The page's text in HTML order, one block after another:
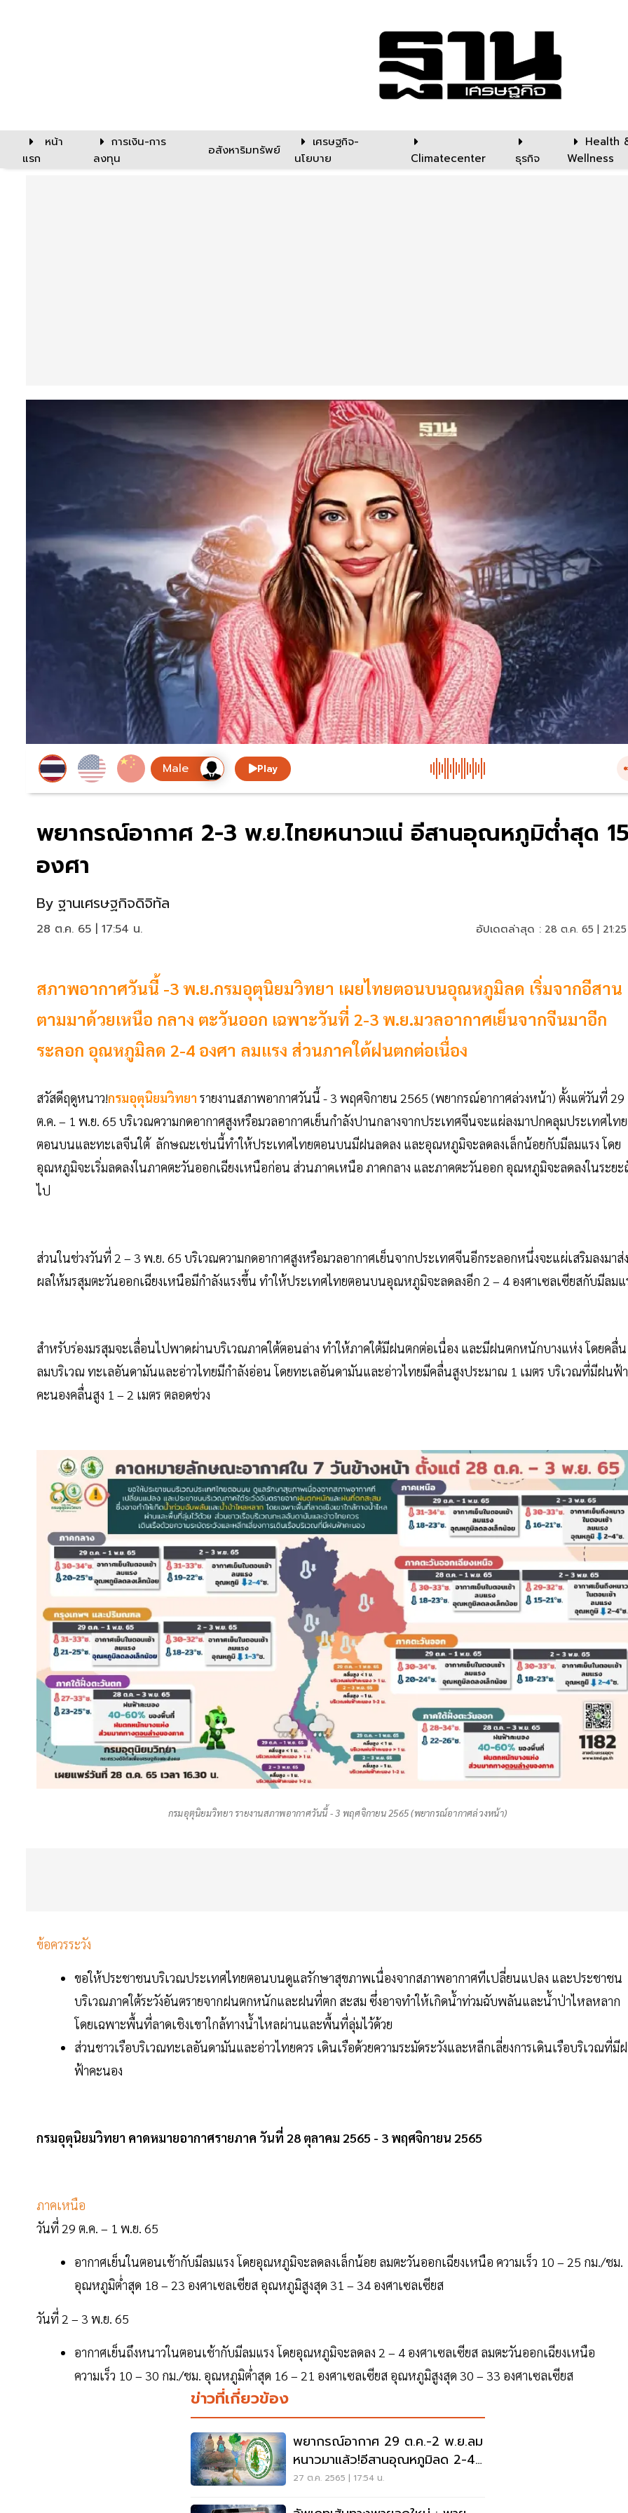
หน้า
แรก
การเงิน-การ
ลงทุน
อสังหาริมทรัพย์
เศรษฐกิจ-
นโยบาย
Climatecenter ธุรกิจ
Health
Wellness
Play
พยากรณ์อากาศ 2-3 พ.ย.ไทยหนาวแน่ อีสานอุณหภูมิต่ำสุด
องศา
By ฐานเศรษฐกิจดิจิทัล
28 ต.ค. 65 | 17:54 น. อัปเดตล่าสุด : 28 ต.ค. 65 |
สภาพอากาศวันนี้ -3 พ.ย.กรมอุตุนิยมวิทยา เผยไทยตอนบนอุณหภูมิลด เริ่มจากอีสาน
ตามมาด้วยเหนือ กลาง ตะวันออก เฉพาะวันที่ 2-3 พ.ย.มวลอากาศเย็นจากจีนมาอีก
ระลอก อุณหภูมิลด 2-4 องศา ลมแรง ส่วนภาคใต้ฝนตกต่อเนื่อง
สวัสดีฤดูหนาว!กรมอุตุนิยมวิทยา รายงานสภาพอากาศวันนี้ - 3 พฤศจิกายน 2565 (พยากรณ์อากาศล่วงหน้า) ตั้งแต่วันที่ 29
ต.ค. – 1 พ.ย. 65 บริเวณความกดอากาศสูงหรือมวลอากาศเย็นกำลังปานกลางจากประเทศจีนจะแผ่ลงมาปกคลุมประเทศไทย
ตอนบนและทะเลจีนใต้ ลักษณะเช่นนี้ทำให้ประเทศไทยตอนบนมีฝนลดลง และอุณหภูมิจะลดลงเล็กน้อยกับมีลมแรง โดย
อุณหภูมิจะเริ่มลดลงในภาคตะวันออกเฉียงเหนือก่อน ส่วนภาคเหนือ ภาคกลาง และภาคตะวันออก อุณหภูมิจะลดลงในระยะ
ไป
ส่วนในช่วงวันที่ 2 – 3 พ.ย. 65 บริเวณความกดอากาศสูงหรือมวลอากาศเย็นจากประเทศจีนอีกระลอกหนึ่งจะแผ่เสริมลงมาส่ง
ผลให้มรสุมตะวันออกเฉียงเหนือมีกำลังแรงขึ้น ทำให้ประเทศไทยตอนบนอุณหภูมิจะลดลงอีก 2 – 4 องศาเซลเซียสกับมีลมแ
สำหรับร่องมรสุมจะเลื่อนไปพาดผ่านบริเวณภาคใต้ตอนล่าง ทำให้ภาคใต้มีฝนตกต่อเนื่อง และมีฝนตกหนักบางแห่ง โดยคลื่น
ลมบริเวณ ทะเลอันดามันและอ่าวไทยมีกำลังอ่อน โดยทะเลอันดามันและอ่าวไทยมีคลื่นสูงประมาณ 1 เมตร บริเวณที่มีฝนฟ้า
คะนองคลื่นสูง 1 – 2 เมตร ตลอดช่วง
กรมอุตุนิยมวิทยา รายงานสภาพอากาศวันนี้ - 3 พฤศจิกายน 2565 (พยากรณ์อากาศล่วงหน้า)
ข้อควรระวัง
ขอให้ประชาชนบริเวณประเทศไทยตอนบนดูแลรักษาสุขภาพเนื่องจากสภาพอากาศทีเปลี่ยนแปลง และประชาชน
บริเวณภาคใต้ระวังอันตรายจากฝนตกหนักและฝนที่ตก สะสม ซึ่งอาจทำให้เกิดน้ำท่วมฉับพลันและน้ำป่าไหลหลาก
โดยเฉพาะพื้นที่ลาดเชิงเขาใกล้ทางน้ำไหลผ่านและพื้นที่ลุ่มไว้ด้วย
ส่วนชาวเรือบริเวณทะเลอันดามันและอ่าวไทยควร เดินเรือด้วยความระมัดระวังและหลีกเลี่ยงการเดินเรือบริเวณที่มี
ฟ้าคะนอง
กรมอุตุนิยมวิทยา คาดหมายอากาศรายภาค วันที่ 28 ตุลาคม 2565 - 3 พฤศจิกายน 2565
ภาคเหนือ
วันที่ 29 ต.ค. – 1 พ.ย. 65
อากาศเย็นในตอนเช้ากับมีลมแรง โดยอุณหภูมิจะลดลงเล็กน้อย ลมตะวันออกเฉียงเหนือ ความเร็ว 10 – 25 กม./ชม.
อุณหภูมิต่ำสุด 18 – 23 องศาเซลเซียส อุณหภูมิสูงสุด 31 – 34 องศาเซลเซียส
วันที่ 2 – 3 พ.ย. 65
อากาศเย็นถึงหนาวในตอนเช้ากับมีลมแรง โดยอุณหภูมิจะลดลง 2 – 4 องศาเซลเซียส ลมตะวันออกเฉียงเหนือ
ความเร็ว 10 – 30 กม./ชม. อุณหภูมิต่ำสุด 16 – 21 องศาเซลเซียส อุณหภูมิสูงสุด 30 – 33 องศาเซลเซียส
ข่าวที่เกี่ยวข้อง
พยากรณ์อากาศ 29 ต.ค.-2 พ.ย.ลม
หนาวมาแล้ว!อีสานอุณหภูมิลด 2-4
องศา
27 ต.ค. 2565 | 17:54 น.